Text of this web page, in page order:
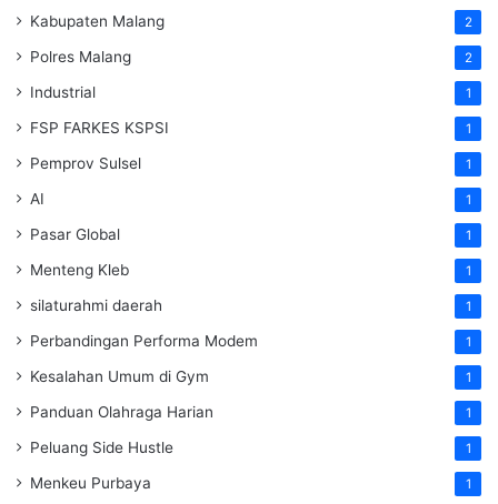
Kabupaten Malang 2
Polres Malang 2
Industrial 1
FSP FARKES KSPSI 1
Pemprov Sulsel 1
AI 1
Pasar Global 1
Menteng Kleb 1
silaturahmi daerah 1
Perbandingan Performa Modem 1
Kesalahan Umum di Gym 1
Panduan Olahraga Harian 1
Peluang Side Hustle 1
Menkeu Purbaya 1